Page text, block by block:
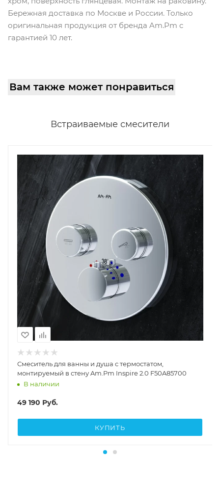
Бережная доставка по Москве и России. Только
оригинальная продукция от бренда Am.Pm с
гарантией 10 лет.
Вам также может понравиться
Встраиваемые смесители
Смеситель для ванны и душа с термостатом,
монтируемый в стену Am.Pm Inspire 2.0 F50A85700
В наличии
49 190 Руб.
КУПИТЬ